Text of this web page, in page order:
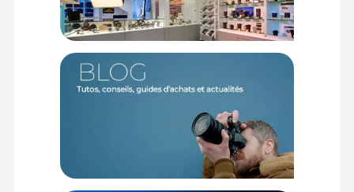
1 x Mini trépied compact Sirui TT-50
1 x Support pour smartphone
Offre valable jusqu'au 07-08-2026 inclus.
Code EAN Sirui TT-50 mini trépied compact - Trépied photo -
(1) Offre valable jusqu'au 31 Décembre 2030 à partir de 49 euros
d'achat, sur la base d'une expédition Chronopost 24H vers un point
relais situé en France continentale uniquement, valable uniquement